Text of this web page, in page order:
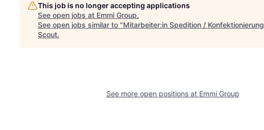
This job is no longer accepting applications
See open jobs at Emmi Group.
See open jobs similar to "Mitarbeiter:in Spedition / Konfektionierung
Scout.
See more open positions at Emmi Group